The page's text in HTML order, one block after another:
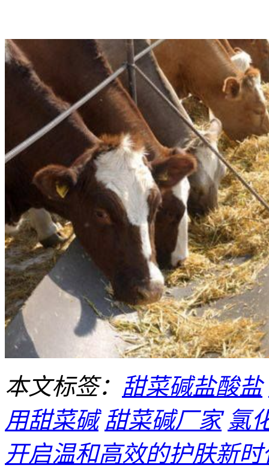
本文标签： 甜菜碱盐酸盐
用甜菜碱 甜菜碱厂家 氯
开启温和高效的护肤新时